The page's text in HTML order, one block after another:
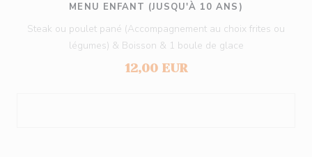
MENU ENFANT (JUSQU'À 10 ANS)
Steak ou poulet pané (Accompagnement au choix frites ou
légumes) & Boisson & 1 boule de glace
12,00 EUR